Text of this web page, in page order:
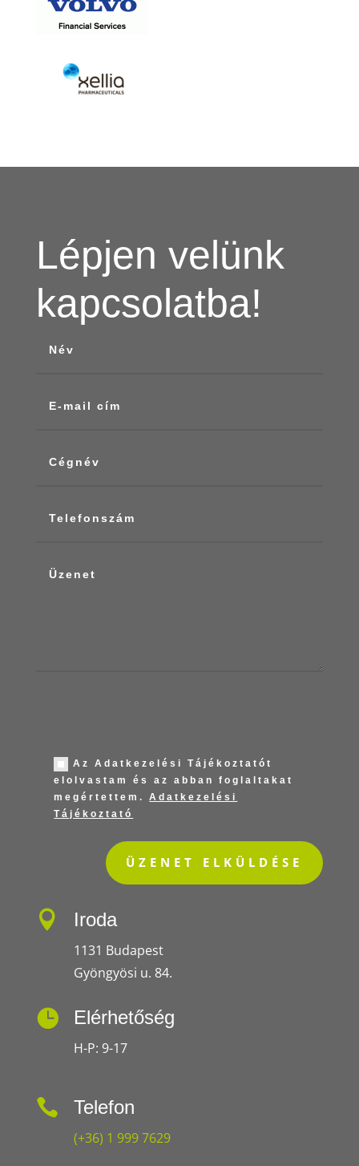
Lépjen velünk
kapcsolatba!
Az Adatkezelési Tájékoztatót
elolvastam és az abban foglaltakat
megértettem.Adatkezelési
Tájékoztató
ÜZENET ELKÜLDÉSE
 Iroda
1131 Budapest
Gyöngyösi u. 84.
 Elérhetőség
H-P: 9-17
 Telefon
(+36) 1 999 7629